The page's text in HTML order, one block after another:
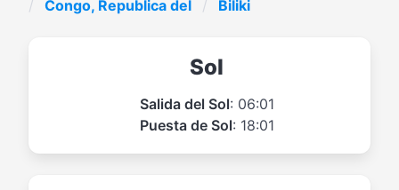
Congo, Republica del
Biliki
Sol
Salida del Sol: 06:01
Puesta de Sol: 18:01